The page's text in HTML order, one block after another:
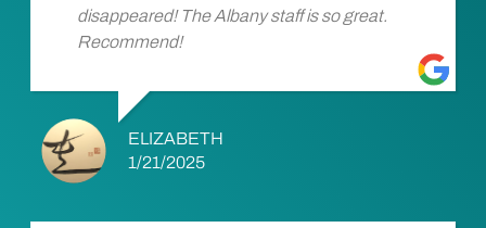
disappeared! The Albany staff is so great.
Recommend!
ELIZABETH
1/21/2025